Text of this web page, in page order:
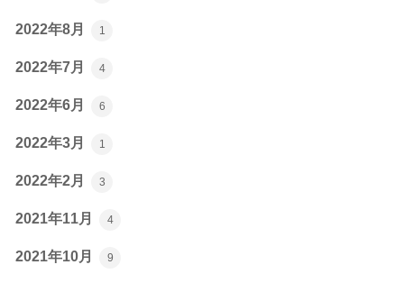
2022年8月 1
2022年7月 4
2022年6月 6
2022年3月 1
2022年2月 3
2021年11月 4
2021年10月 9